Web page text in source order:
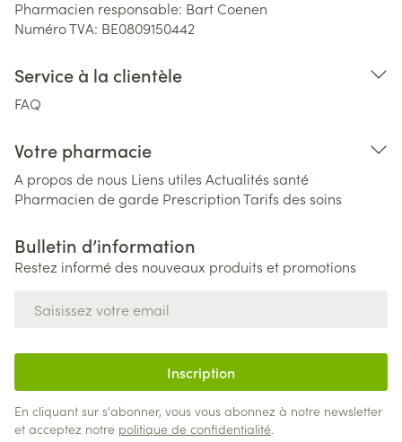
Pharmacien responsable: Bart Coenen
Numéro TVA: BE0809150442
Service à la clientèle
FAQ
Votre pharmacie
A propos de nous Liens utiles Actualités santé
Pharmacien de garde PrescriptionTarifs des soins
Bulletin d’information
Restez informé des nouveaux produits et promotions
Inscription
En cliquant sur s'abonner, vous vous abonnez à notre newsletter
et acceptez notre politique de confidentialité.